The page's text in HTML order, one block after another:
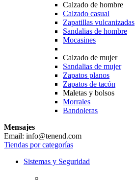
Calzado de hombre
Calzado casual
Zapatillas vulcanizadas
Sandalias de hombre
Mocasines
Calzado de mujer
Sandalias de mujer
Zapatos planos
Zapatos de tacón
Maletas y bolsos
Morrales
Bandoleras
Mensajes
Email: info@tenend.com
Tiendas por categorías
Sistemas y Seguridad